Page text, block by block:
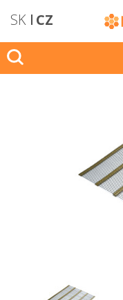
SK CZ